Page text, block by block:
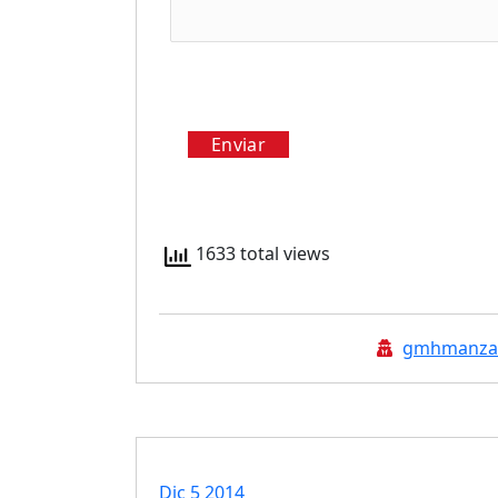
Enviar
1633 total views
certificados profesionalidad
Dic 5 2014